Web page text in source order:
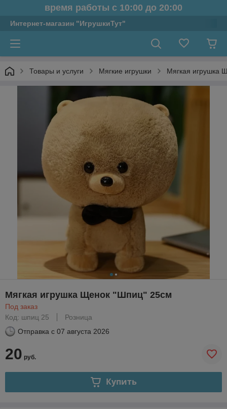
время работы с 10:00 до 20:00
Интернет-магазин "ИгрушкиТут"
Товары и услуги Мягкие игрушки Мягкая игрушка
Мягкая игрушка Щенок "Шпиц" 25см
Под заказ
Код: шпиц 25
Розница
Отправка с 07 августа 2026
20 руб.
Купить